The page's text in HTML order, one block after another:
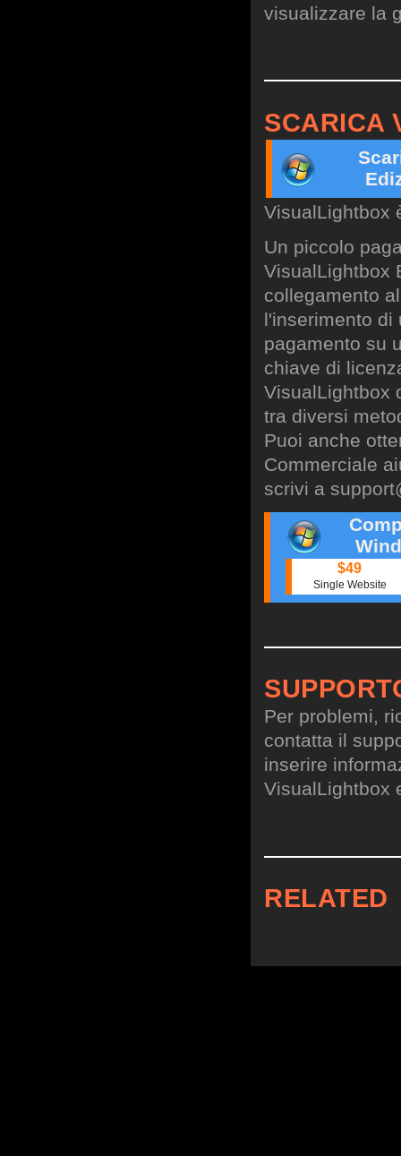
visualizzare la
SCARICA
VisualLightbox
Un piccolo
VisualLightbox
collegamento
l'inserimento di
pagamento su
chiave di
VisualLightbox
tra diversi
Puoi anche
Commerciale
scrivi a
$49
Single Website
Per problemi,
contatta il
inserire
VisualLightbox
RELATED